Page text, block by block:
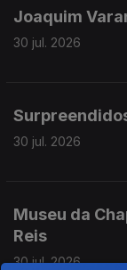
Joaquim
30 jul. 2026
30 jul. 2026
Museu da
Reis
30 jul. 2026